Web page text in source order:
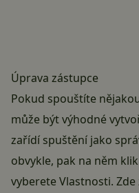
Úprava zástupce
Pokud spouštíte
může být výhodné
zařídí spuštění jako
obvykle, pak na něm
vyberete Vlastnosti.